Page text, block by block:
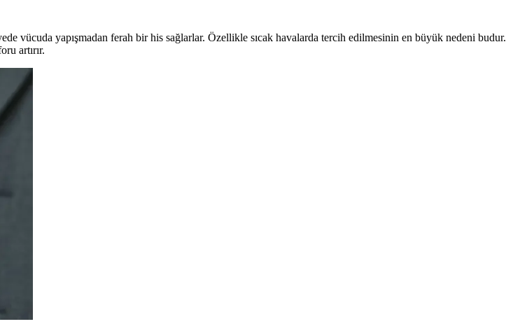
vücuda yapışmadan ferah bir his sağlarlar. Özellikle sıcak havalarda tercih edilmesinin en büyük nedeni budur.
artırır.